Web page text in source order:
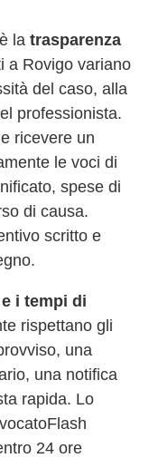
la trasparenza
a Rovigo variano
del caso, alla
professionista.
ricevere un
le voci di
spese di
di causa.
scritto e
i tempi di
rispettano gli
una
una notifica
rapida. Lo
24 ore